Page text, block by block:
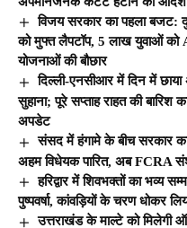
विजय सरकार का पहला बजट:
को मुफ्त लैपटॉप, 5 लाख युवाओं को
योजनाओं की बौछार
दिल्ली-एनसीआर में दिन में
सुहाना; पूरे सप्ताह राहत की
अपडेट
संसद में हंगामे के बीच सरकार का
अहम विधेयक पारित, अब FCRA
हरिद्वार में शिवभक्तों का भव्य
पुष्पवर्षा, कांवड़ियों के चरण धोकर
उत्तराखंड के माल्टे को मिलेगी